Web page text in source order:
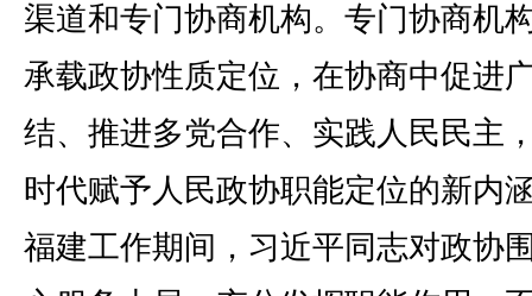
渠道和专门协商机构。专门协商机
承载政协性质定位，在协商中促进
结、推进多党合作、实践人民民主
时代赋予人民政协职能定位的新内
福建工作期间，习近平同志对政协